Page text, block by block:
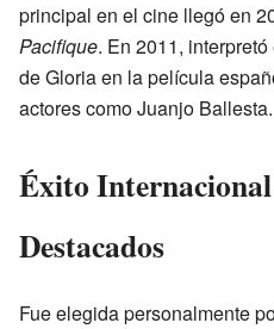
principal en el cine llegó en
Pacifique. En 2011,
de Gloria en la película
actores como Juanjo Ballesta.
Éxito Internacional
Destacados
Fue elegida personalmente